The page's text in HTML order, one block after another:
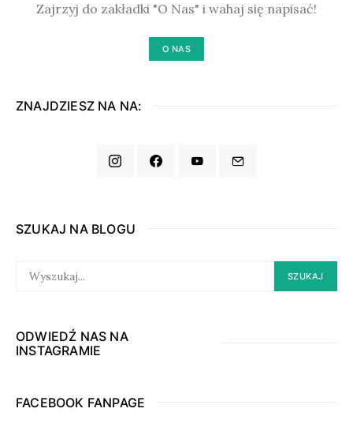
Zajrzyj do zakładki "O Nas" i wahaj się napisać!
O NAS
ZNAJDZIESZ NA NA:
SZUKAJ NA BLOGU
FOR:
SZUKAJ
ODWIEDŹ NAS NA
INSTAGRAMIE
FACEBOOK FANPAGE